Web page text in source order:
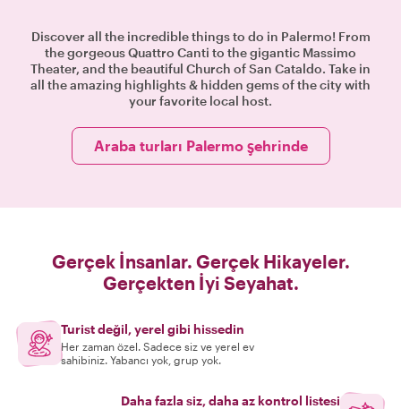
Discover all the incredible things to do in Palermo! From
the gorgeous Quattro Canti to the gigantic Massimo
Theater, and the beautiful Church of San Cataldo. Take in
all the amazing highlights & hidden gems of the city with
your favorite local host.
Araba turları Palermo şehrinde
Gerçek İnsanlar. Gerçek Hikayeler.
Gerçekten İyi Seyahat.
Turist değil, yerel gibi hissedin
Her zaman özel. Sadece siz ve yerel ev
sahibiniz. Yabancı yok, grup yok.
Daha fazla siz, daha az kontrol listesi